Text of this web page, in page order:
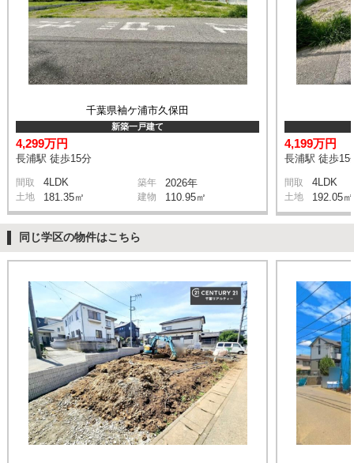
千葉県袖ケ浦市久保田
新築一戸建て
4,299万円
長浦駅 徒歩15分
間取 4LDK 築年 2026年
土地 181.35㎡ 建物 110.95㎡
4,199万円
長浦駅 徒歩15
間取 4LDK
土地 192.05㎡
同じ学区の物件はこちら